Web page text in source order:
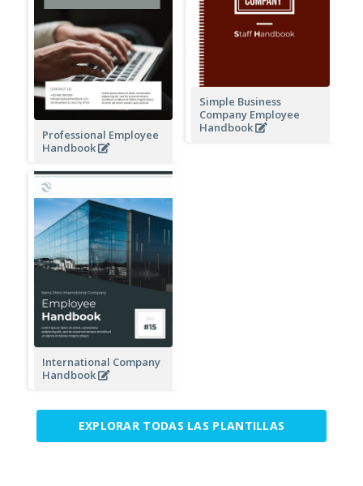
Professional Employee
Handbook
International Company
Handbook
Simple Business
Company Employee
Handbook
EXPLORAR TODAS LAS PLANTILLAS